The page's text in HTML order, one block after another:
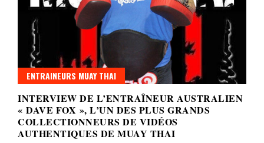
ENTRAINEURS MUAY THAI
INTERVIEW DE L’ENTRAÎNEUR AUSTRALIEN
« DAVE FOX », L’UN DES PLUS GRANDS
COLLECTIONNEURS DE VIDÉOS
AUTHENTIQUES DE MUAY THAI